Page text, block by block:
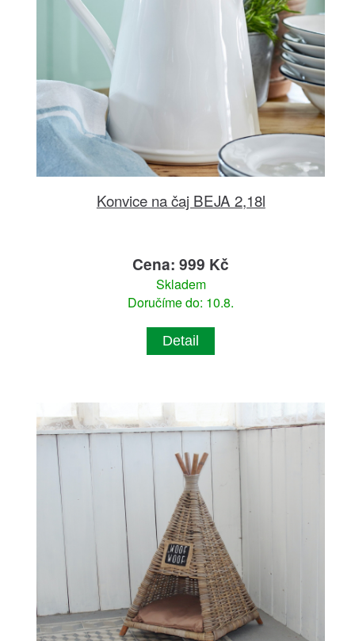
Konvice na čaj BEJA 2,18l
Cena: 999 Kč
Skladem
Doručíme do: 10.8.
Detail